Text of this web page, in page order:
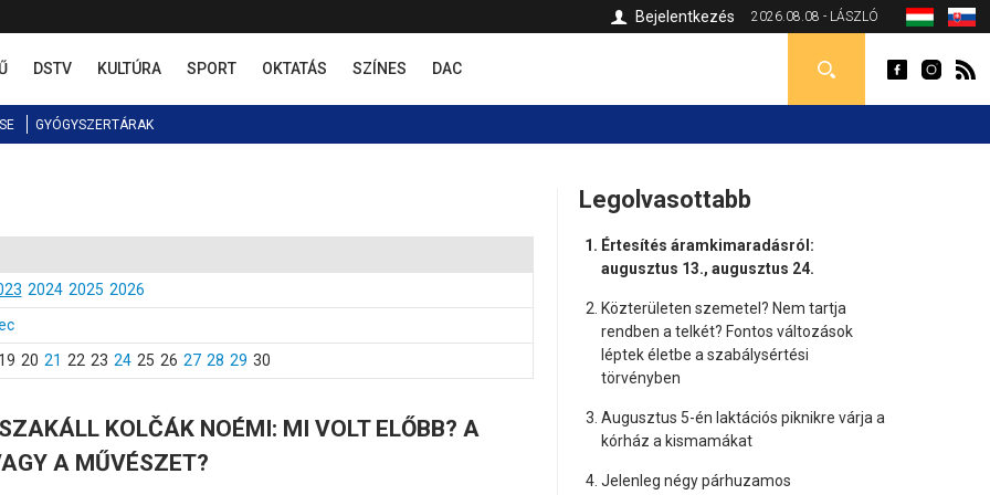
2026.08.08 - LÁSZLÓ
Bejelentkezés
DSTV KULTÚRA SPORT OKTATÁS SZÍNES DAC
GYÓGYSZERTÁRAK
2024 2025 2026
19 20 21 22 23 24 25 26 27 28 29 30
SZAKÁLL KOLČÁK NOÉMI: MI VOLT ELŐBB? A
A MŰVÉSZET?
Legolvasottabb
Értesítés áramkimaradásról:
augusztus 13., augusztus 24.
Közterületen szemetel? Nem tartja
rendben a telkét? Fontos változások
léptek életbe a szabálysértési
törvényben
Augusztus 5-én laktációs piknikre várja a
kórház a kismamákat
Jelenleg négy párhuzamos